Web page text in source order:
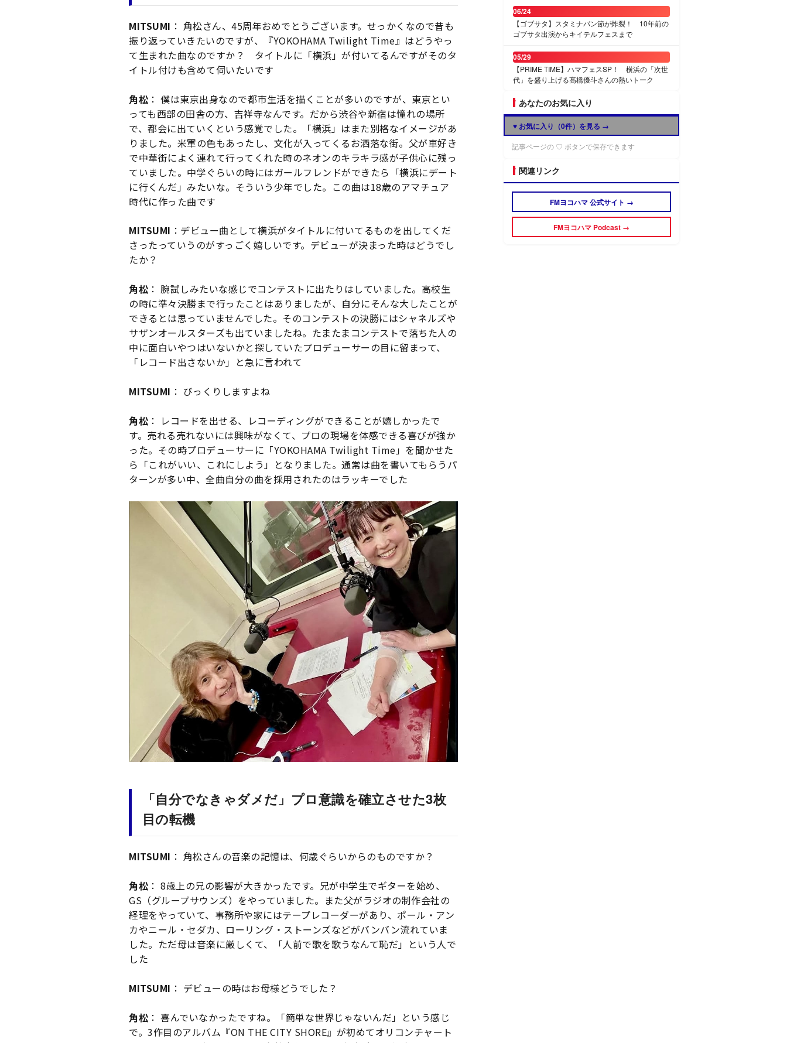
MITSUMI ： 角松さん、45周年おめでとうございます。せっかくなので昔も
振り返っていきたいのですが、『YOKOHAMA Twilight Time』はどうやっ
て生まれた曲なのですか？ タイトルに「横浜」が付いてるんですがそのタ
イトル付けも含めて伺いたいです
角松 ： 僕は東京出身なので都市生活を描くことが多いのですが、東京とい
っても西部の田舎の方、吉祥寺なんです。だから渋谷や新宿は憧れの場所
で、都会に出ていくという感覚でした。「横浜」はまた別格なイメージがあ
りました。米軍の色もあったし、文化が入ってくるお洒落な街。父が車好き
で中華街によく連れて行ってくれた時のネオンのキラキラ感が子供心に残っ
ていました。 中学ぐらいの時にはガールフレンドができたら「横浜にデート
に行くんだ」みたいな。そういう少年でした。この曲は18歳のアマチュア
時代に作った曲です
MITSUMI ：デビュー曲として横浜がタイトルに付いてるものを出してくだ
さったっていうのがすっごく嬉しいです。デビューが決まった時はどうでし
たか？
角松 ： 腕試しみたいな感じでコンテストに出たりはしていました。高校生
の時に準々決勝まで行ったことはありましたが、自分にそんな大したことが
できるとは思っていませんでした。そのコンテストの決勝にはシャネルズや
サザンオールスターズも出ていましたね。たまたまコンテストで落ちた人の
中に面白いやつはいないかと探していたプロデューサーの目に留まって、
「レコード出さないか」と急に言われて
MITSUMI ： びっくりしますよね
角松 ： レコードを出せる、レコーディングができることが嬉しかったで
す。売れる売れないには興味がなくて、プロの現場を体感できる喜びが強か
った。その時プロデューサーに「YOKOHAMA Twilight Time」を聞かせた
ら「これがいい、これにしよう」となりました。通常は曲を書いてもらうパ
ターンが多い中、全曲自分の曲を採用されたのはラッキーでした
「自分でなきゃダメだ」プロ意識を確立させた3枚
目の転機
MITSUMI ： 角松さんの音楽の記憶は、何歳ぐらいからのものですか？
角松 ： 8歳上の兄の影響が大きかったです。兄が中学生でギターを始め、
GS（グループサウンズ）をやっていました。また父がラジオの制作会社の
経理をやっていて、事務所や家にはテープレコーダーがあり、ポール・アン
カやニール・セダカ、ローリング・ストーンズなどがバンバン流れていま
した。ただ母は音楽に厳しくて、「人前で歌を歌うなんて恥だ」という人で
した
MITSUMI ： デビューの時はお母様どうでした？
角松 ： 喜んでいなかったですね。「簡単な世界じゃないんだ」という感じ
で。3作目のアルバム『ON THE CITY SHORE』が初めてオリコンチャート
06/24
【ゴブサタ】スタミナパン節が炸裂！ 10年前の
ゴブサタ出演からキイテルフェスまで
05/29
【PRIME TIME】ハマフェスSP！ 横浜の「次世
代」を盛り上げる髙橋優斗さんの熱いトーク
あなたのお気に入り
♥ お気に入り（0件）を見る →
記事ページの ♡ ボタンで保存できます
関連リンク
FMヨコハマ 公式サイト →
FMヨコハマ Podcast →